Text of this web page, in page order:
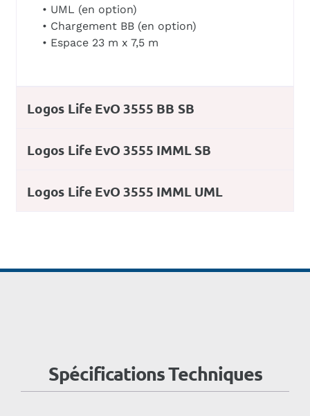
• UML (en option)
• Chargement BB (en option)
• Espace 23 m x 7,5 m
Logos Life EvO 3555 BB SB
Logos Life EvO 3555 IMML SB
Logos Life EvO 3555 IMML UML
Spécifications Techniques